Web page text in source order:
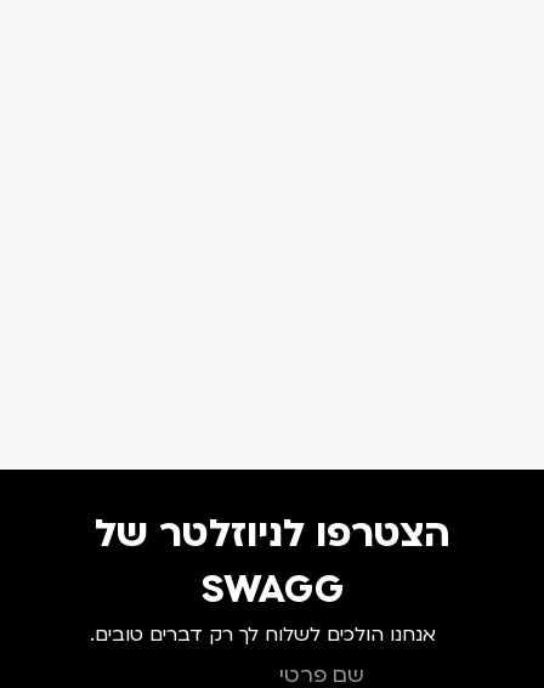
הצטרפו לניוזלטר של
SWAGG
אנחנו הולכים לשלוח לך רק דברים טובים.